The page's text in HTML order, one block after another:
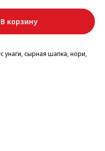
В корзину
унаги, сырная шапка, нори,